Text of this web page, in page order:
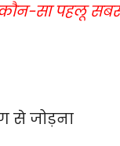
सा पहलू सबसे
से जोड़ना